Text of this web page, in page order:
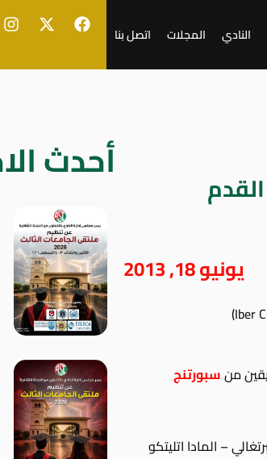
النادي المجلات اتصل بنا
يونيو 18, 2013
سبورتنج
– المادا اتليتكو
أحدث